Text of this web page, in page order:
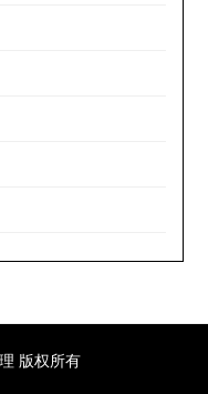
版权所有